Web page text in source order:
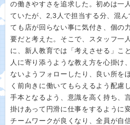
の働きやすさを追求した。初めは一
ていたが、2,3人で担当する分、混
ても店が回らない事に気付き、個の
要だと考えた。そこで、スタッフ一
に、新人教育では「考えさせる」こ
人に寄り添うような教え方を心掛け
ないようフォローしたり、良い所を
く前向きに働いてもらえるよう配慮
手本となるよう、意識を高く持ち、
掛けあって円滑に仕事をするように
チームワークが良くなり、全員が自